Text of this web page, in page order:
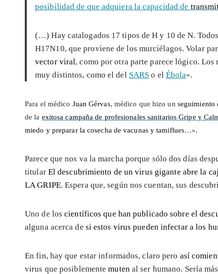
posibilidad de que adquiera la capacidad de
(…) Hay catalogados 17 tipos de H y 10 de N.
H17N10, que proviene de los murciélagos. Volar
vector viral, como por otra parte parece lógico.
muy distintos, como el del SARS o el Ébola«.
Para el médico Juan Gérvas, médico que hizo un seguimiento
de la exitosa campaña de profesionales sanitarios Gripe y
miedo y preparar la cosecha de vacunas y tamiflues…».
Parece que nos va la marcha porque sólo dos días
titular El descubrimiento de un virus gigante abre la
LA GRIPE. Espera que, según nos cuentan, sus
Uno de loscientíficos que han publicado sobre el
alguna acerca de si estos virus pueden infectar a los
En fin, hay que estar informados, claro pero así
virus que posiblementemuten al ser humano. Sería